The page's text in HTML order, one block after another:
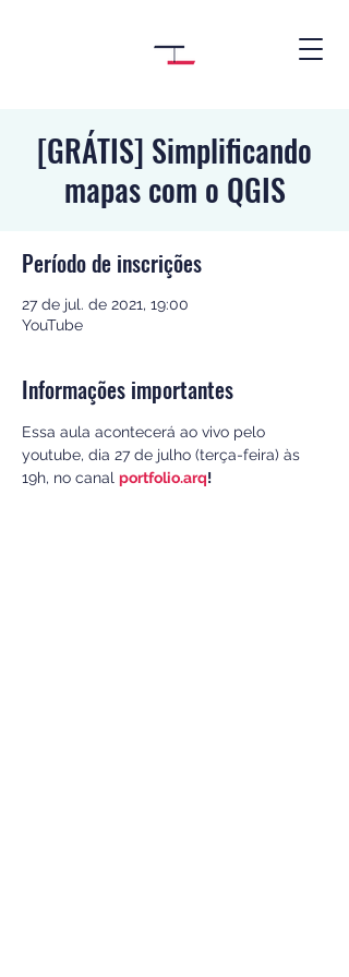
[GRÁTIS] Simplificando
mapas com o QGIS
Período de inscrições
27 de jul. de 2021, 19:00
YouTube
Informações importantes
Essa aula acontecerá ao vivo pelo
youtube, dia 27 de julho (terça-feira) às
19h, no canal portfolio.arq!